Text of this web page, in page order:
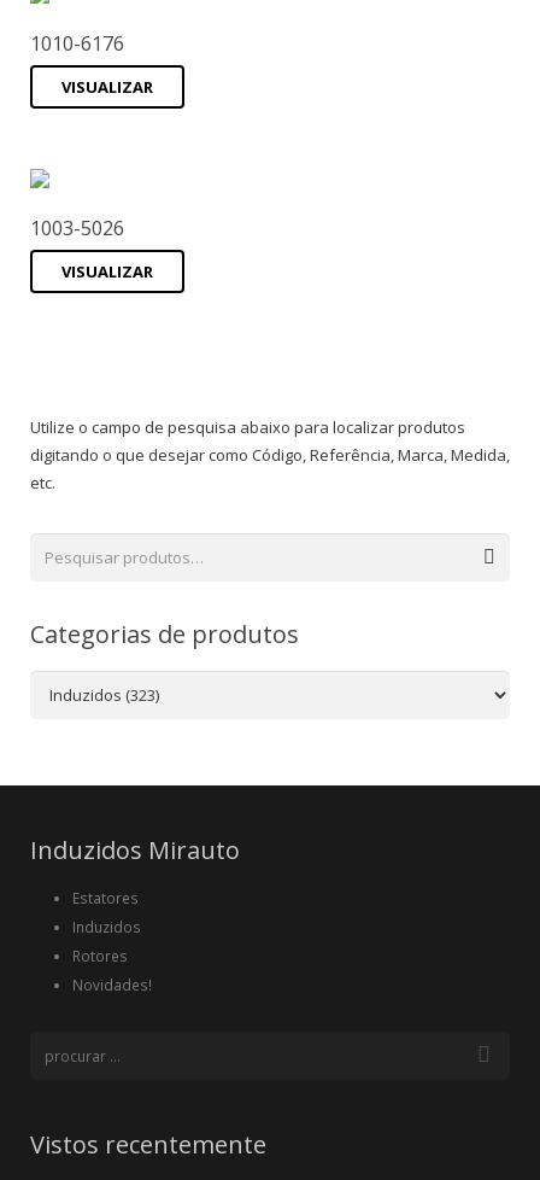
1010-6176
VISUALIZAR
1003-5026
VISUALIZAR
Utilize o campo de pesquisa abaixo para localizar produtos
digitando o que desejar como Código, Referência, Marca, Medida,
etc.
Categorias de produtos
Induzidos Mirauto
Estatores
Induzidos
Rotores
Novidades!
Vistos recentemente